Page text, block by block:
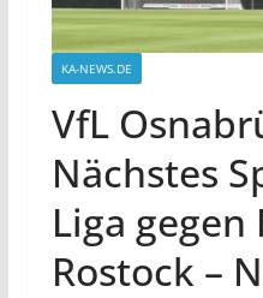
KA-NEWS.DE
VfL
Nächstes
Liga gegen
Rostock –